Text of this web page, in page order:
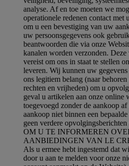
analyse. Af en toe moeten we
operationele redenen contact met
om u een bevestiging van uw
uw persoonsgegevens ook
beantwoorden die via onze
kanalen worden verzonden.
vereist om ons in staat te stellen
leveren. Wij kunnen uw
ons legitiem belang (naar
rechten en vrijheden) om u
geval u artikelen aan onze online
toegevoegd zonder de aankoop
aankoop niet binnen een
geen verdere opvolgingsberichten
OM U TE INFORMEREN
AANBIEDINGEN VAN LE
Als u ermee hebt ingestemd dat
door u aan te melden voor onze